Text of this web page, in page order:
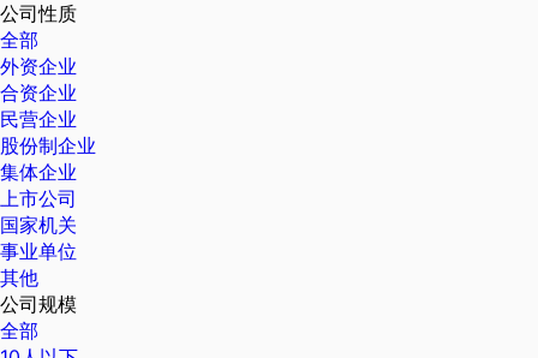
公司性质
全部
外资企业
合资企业
民营企业
股份制企业
集体企业
上市公司
国家机关
事业单位
其他
公司规模
全部